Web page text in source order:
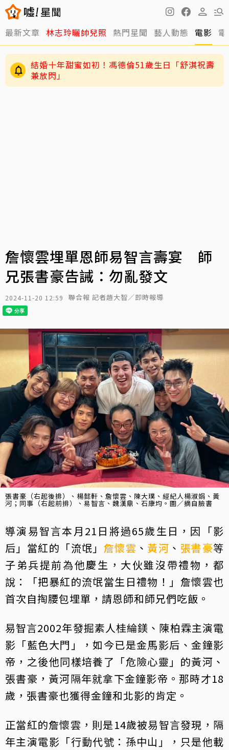
最新文章 林志玲曬帥兒照 熱門星聞 藝人動態 電影
結婚十年甜蜜如初！馮德倫51歲生日「舒淇祝壽
兼放閃」
詹懷雲埋單恩師易智言壽宴 師
兄張書豪告誡：勿亂發文
2024-11-20 12:59 聯合報 記者趙大智／即時報導
張書豪（右起後排）、楊懿軒、詹懷雲、陳大璞、經紀人楊淑娟、黃
河；同事（右起前排）、易智言、魏漢鼎、石康均。圖／摘自臉書
導演易智言本月21日將過65歲生日，因「影
后」當紅的「流氓」 詹懷雲 、 黃河 、 張書豪等
子弟兵提前為他慶生，大伙雖沒帶禮物，都
說：「把暴紅的流氓當生日禮物！」詹懷雲也
首次自掏腰包埋單，請恩師和師兄們吃飯。
易智言2002年發掘素人桂綸鎂、陳柏霖主演電
影「藍色大門」，如今已是金馬影后、金鐘影
帝，之後他同樣培養了「危險心靈」的黃河、
張書豪，黃河隔年就拿下金鐘影帝。那時才18
歲，張書豪也獲得金鐘和北影的肯定。
正當紅的詹懷雲，則是14歲被易智言發現，隔
年主演電影「行動代號：孫中山」，只是他載